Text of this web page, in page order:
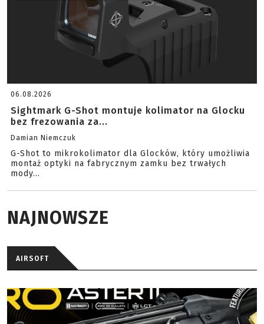
06.08.2026
Sightmark G-Shot montuje kolimator na Glocku
bez frezowania za...
Damian Niemczuk
G-Shot to mikrokolimator dla Glocków, który umożliwia
montaż optyki na fabrycznym zamku bez trwałych
mody...
NAJNOWSZE
AIRSOFT